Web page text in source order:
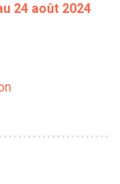
24 août 2024